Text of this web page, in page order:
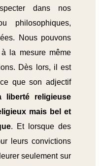
dans nos
philosophiques,
Nous pouvons
la mesure même
Dès lors, il est
que son adjectif
liberté religieuse
mais bel et
. Et lorsque des
leurs convictions
seulement sur